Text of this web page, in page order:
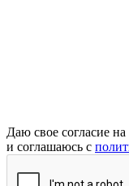
Даю свое согласие
и соглашаюсь с